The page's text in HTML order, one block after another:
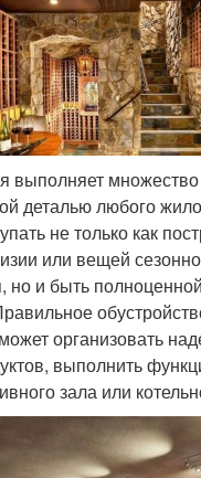
выполняет
деталью любого
не только как
или вещей
но и быть
организовать
выполнить
зала или